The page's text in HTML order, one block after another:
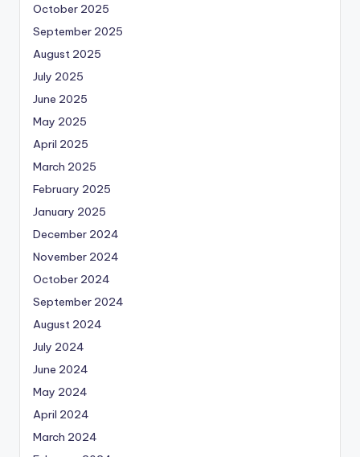
October 2025
September 2025
August 2025
July 2025
June 2025
May 2025
April 2025
March 2025
February 2025
January 2025
December 2024
November 2024
October 2024
September 2024
August 2024
July 2024
June 2024
May 2024
April 2024
March 2024